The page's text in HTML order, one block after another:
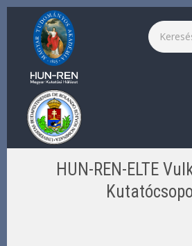
Ugrás
tartalomra
Keresés
HUN-REN-ELTE